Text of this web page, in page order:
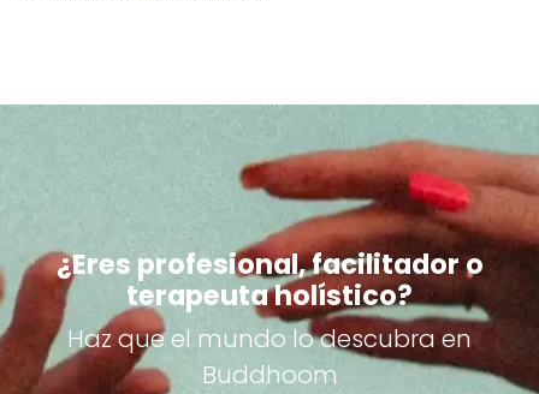
¿Eres profesional, facilitador o
terapeuta holístico?
Haz que el mundo lo descubra en
Buddhoom